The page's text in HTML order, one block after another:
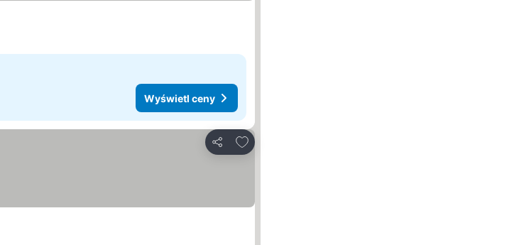
Wyświetl ceny
Udostępnij
Dodaj do ulubionych